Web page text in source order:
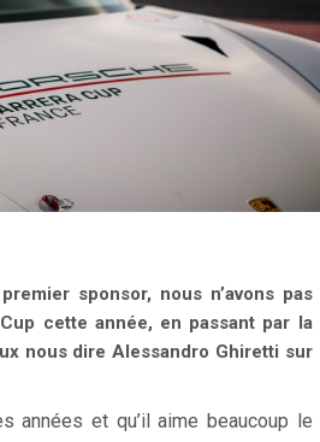
sponsor, nous n’avons pas
cette année, en passant par la
nous dire Alessandro Ghiretti sur
années et qu’il aime beaucoup le